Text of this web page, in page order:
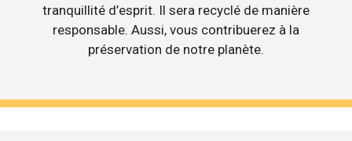
tranquillité d’esprit. Il sera recyclé de manière
responsable. Aussi, vous contribuerez à la
préservation de notre planète.